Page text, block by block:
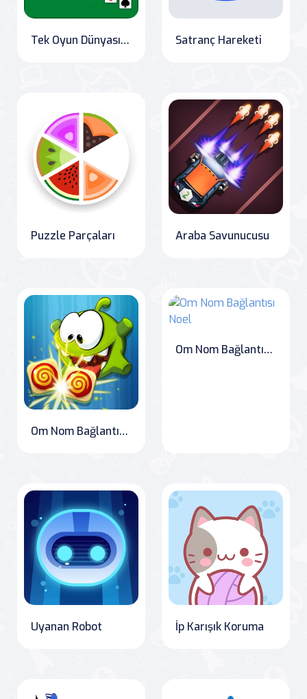
Tek Oyun Dünyasında Solitaire: Klondike, Spider & FreeCell Satranç Hareketi
Puzzle Parçaları Araba Savunucusu
Om Nom Bağlantısı Klasik
Om Nom Bağlantısı Noel
Uyanan Robot İp Karışık Koruma